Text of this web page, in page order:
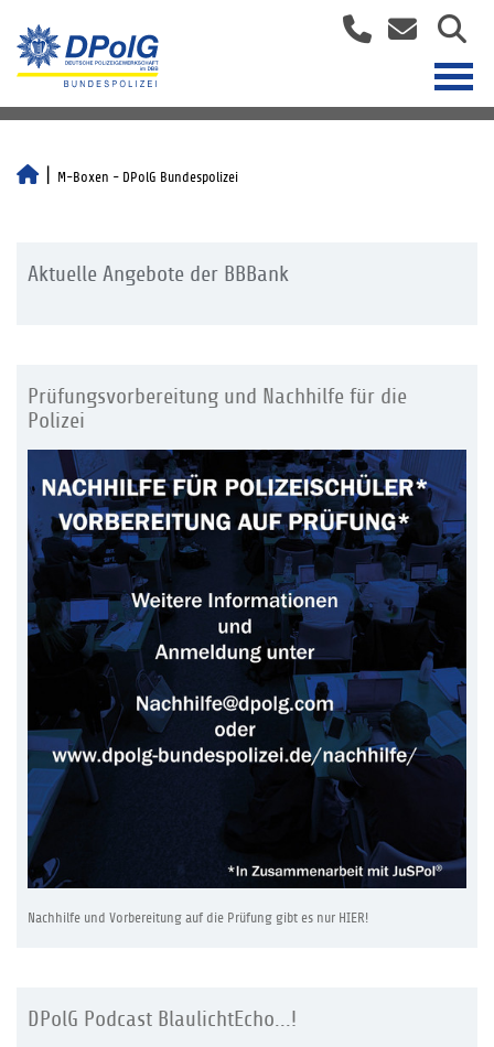
M-Boxen - DPolG Bundespolizei
Aktuelle Angebote der BBBank
Prüfungsvorbereitung und Nachhilfe für die
Polizei
Nachhilfe und Vorbereitung auf die Prüfung gibt es nur HIER!
DPolG Podcast BlaulichtEcho...!